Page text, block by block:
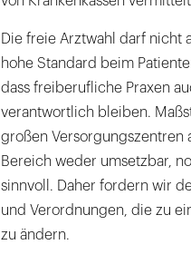
Die freie Arztwahl darf nicht
hohe Standard beim
dass freiberufliche Praxen
verantwortlich bleiben.
großen Versorgungszentren
Bereich weder umsetzbar,
sinnvoll. Daher fordern wir
und Verordnungen, die zu
zu ändern.